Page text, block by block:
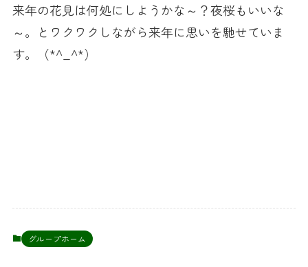
来年の花見は何処にしようかな～？夜桜もいいな
～。とワクワクしながら来年に思いを馳せていま
す。（*^_^*）
グループホーム